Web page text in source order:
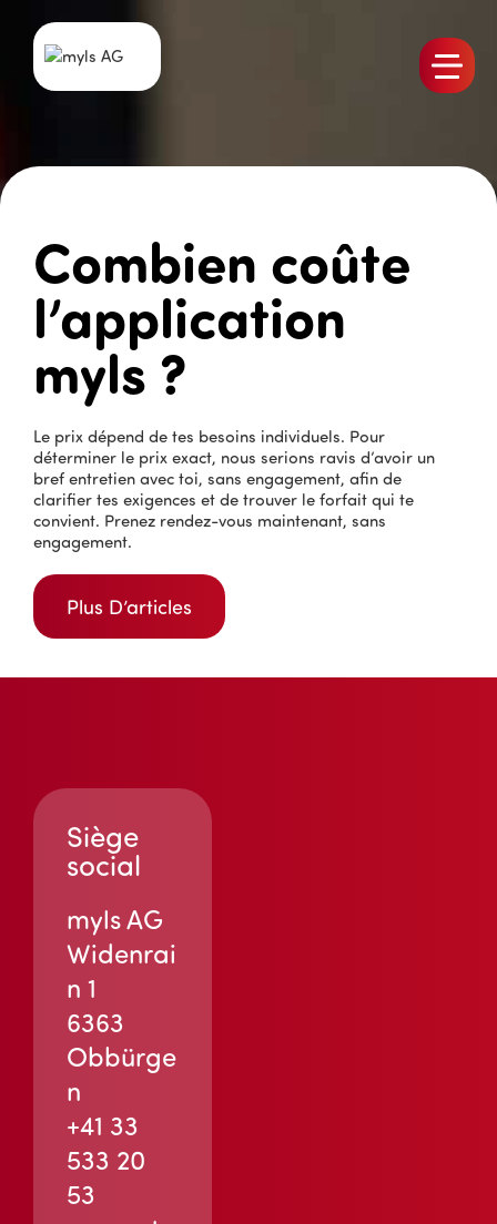
Produits
Références
Contact
Combien coûte
l’application
myls ?
Le prix dépend de tes besoins individuels. Pour
déterminer le prix exact, nous serions ravis d’avoir un
bref entretien avec toi, sans engagement, afin de
clarifier tes exigences et de trouver le forfait qui te
convient. Prenez rendez-vous maintenant, sans
engagement.
Plus D’articles
Siège
social
myls AG
Widenrai
n 1
6363
Obbürge
n
+41 33
533 20
53